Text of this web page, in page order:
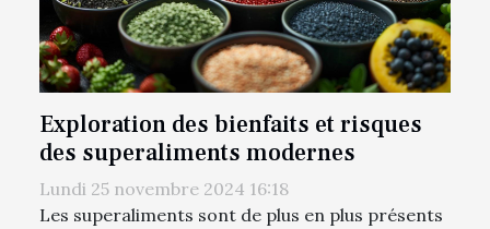
Exploration des bienfaits et risques
des superaliments modernes
Lundi 25 novembre 2024 16:18
Les superaliments sont de plus en plus présents